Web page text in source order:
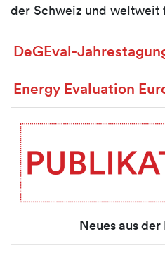
der Schweiz und weltweit
DeGEval-
Energy Evaluation
Neues aus